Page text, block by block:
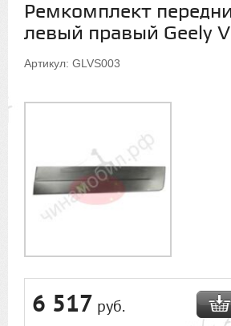
Ремкомплект
левый правый Geely
Артикул: GLVS003
6 517 руб.